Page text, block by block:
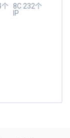
个
8C 232个
IP